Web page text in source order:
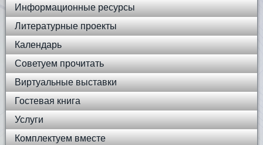
Информационные ресурсы
Литературные проекты
Календарь
Советуем прочитать
Виртуальные выставки
Гостевая книга
Услуги
Комплектуем вместе